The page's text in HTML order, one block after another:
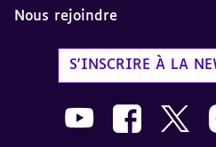
Nous rejoindre
S'INSCRIRE À LA
Nous suivre sur
Nous suivre
Nous